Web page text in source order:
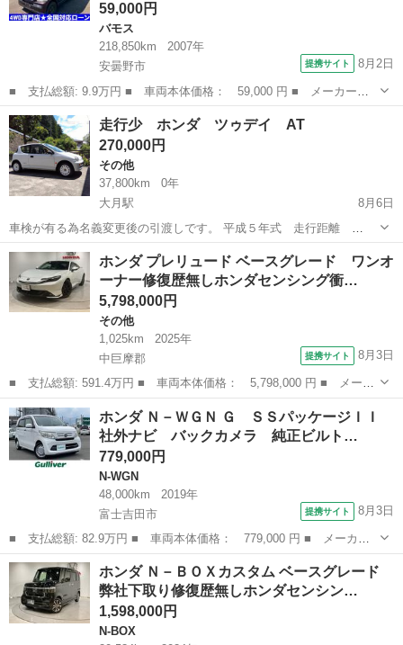
59,000円
バモス
218,850km
2007年
安曇野市
提携サイト 8月2日
■ 支払総額: 9.9万円 ■ 車両本体価格： 59,000 円 ■ メーカー
名： ホンダ ■ 車種名： バモス ■ グレード名： Ｍ ４ＷＤ
５ＭＴ マニュアル 令和８年１１月７日 下取り車 ローン クレ
ジット ■ 排気...
長野 安曇野市 バモス
走行少 ホンダ ツゥデイ AT
270,000円
その他
37,800km
0年
大月駅
8月6日
車検が有る為名義変更後の引渡しです。 平成５年式 走行距離
37,800㌔（実走行） 車検令和10年5月17日 当時のナンバー付いてま
す。 前後バンパーキズ、塗装剥れ有りますがその他は艶も有り内装も
含めキレイな車両です。...
山梨 大月市 大月駅 その他
ホンダ プレリュード ベースグレード ワンオ
ーナー修復歴無しホンダセンシング衝…
5,798,000円
その他
1,025km
2025年
中巨摩郡
提携サイト 8月3日
■ 支払総額: 591.4万円 ■ 車両本体価格： 5,798,000 円 ■ メーカ
ー名： ホンダ ■ 車種名： プレリュード ■ グレード名： ベー
スグレード ワンオーナー修復歴無しホンダセンシング衝突軽減ブレ
ーキレー...
山梨 中巨摩郡 その他
ホンダ Ｎ－ＷＧＮ Ｇ ＳＳパッケージＩＩ
社外ナビ バックカメラ 純正ビルト…
779,000円
N-WGN
48,000km
2019年
富士吉田市
提携サイト 8月3日
■ 支払総額: 82.9万円 ■ 車両本体価格： 779,000 円 ■ メーカー
名： ホンダ ■ 車種名： Ｎ－ＷＧＮ ■ グレード名： Ｇ ＳＳ
パッケージＩＩ 社外ナビ バックカメラ 純正ビルトインＥＴＣ
ワンセグＴＶ...
山梨 富士吉田市 N-WGN
ホンダ Ｎ－ＢＯＸカスタム ベースグレード
弊社下取り修復歴無しホンダセンシン…
1,598,000円
N-BOX